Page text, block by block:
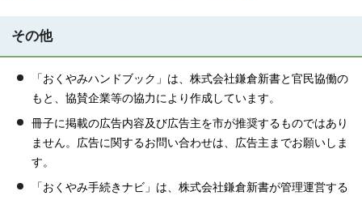
その他
「おくやみハンドブック」は、株式会社鎌倉新書と官民協働の
もと、協賛企業等の協力により作成しています。
冊子に掲載の広告内容及び広告主を市が推奨するものではあり
ません。広告に関するお問い合わせは、広告主までお願いしま
す。
「おくやみ手続きナビ」は、株式会社鎌倉新書が管理運営する